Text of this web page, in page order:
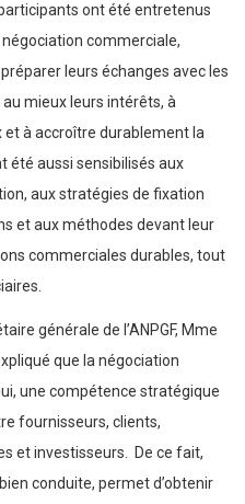
ont été entretenus
commerciale,
leurs échanges avec les
mieux leurs intérêts, à
à accroître durablement la
été aussi sensibilisés aux
aux stratégies de fixation
et aux méthodes devant leur
commerciales durables, tout
générale de l’ANPGF, Mme
que la négociation
une compétence stratégique
fournisseurs, clients,
et investisseurs. De ce fait,
conduite, permet d’obtenir